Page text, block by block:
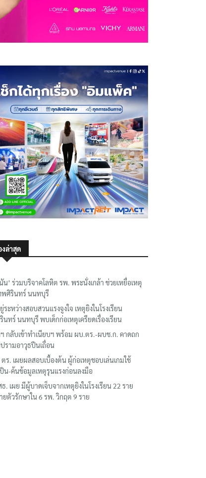
งล่าสุด
น’ ร่วมบริจาคโลหิต รพ. พระนั่งเกล้า ช่วยเหยื่อเหตุ
พศิรินทร์ นนทบุรี
ระหว่างสอบสวนแรงจูงใจ เหตุยิงในโรงเรียน
นทร์ นนทบุรี พบเด็กก่อเหตุเครียดเรื่องเรียน
กลับเข้าทำเนียบฯ พร้อม ผบ.ตร.-ผบช.ก. คาดถก
รามอาวุธปืนเถื่อน
ร. เผยผลสอบเบื้องต้น ผู้ก่อเหตุชอบเล่นเกมใช้
น-ค้นข้อมูลเหตุรุนแรงก่อนลงมือ
. เผย มีผู้บาดเจ็บจากเหตุยิงในโรงเรียน 22 ราย
ยตัวรักษาใน 6 รพ. วิกฤต 9 ราย